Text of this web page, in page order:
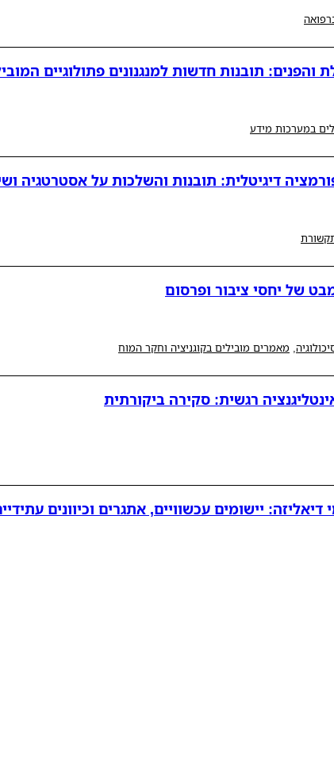
במערכות מידע
דיגיטלית: תובנות והשלכות על אסטרטגיה
של יחסי ציבור ופרסום
, מאמרים מובילים בקוגניציה וחקר המוח
רגשית: סקירה ביקורתית
יישומים עכשוויים, אתגרים וכיוונים